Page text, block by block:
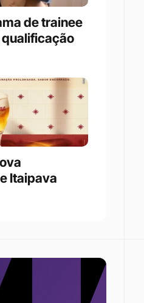
de trainee
Itaipava